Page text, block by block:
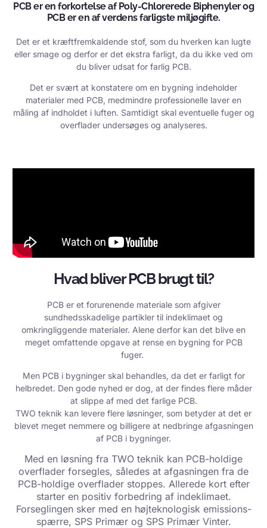
PCB er en forkortelse af Poly-Chlorerede Biphenyler og
PCB er en af verdens farligste miljøgifte.
Det er et kræftfremkaldende stof, som du hverken kan lugte
eller smage og derfor er det ekstra farligt, da du ikke ved om
du bliver udsat for farlig PCB.
Det er svært at konstatere om en bygning indeholder
materialer med PCB, medmindre professionelle laver en
måling af indholdet i luften. Samtidigt skal eventuelle fuger og
overflader undersøges og analyseres.
Hvad bliver PCB brugt til?
PCB er et forurenende materiale som afgiver
sundhedsskadelige partikler til indeklimaet og
omkringliggende materialer. Alene derfor kan det blive en
meget omfattende opgave at rense en bygning for PCB
fuger.
Men PCB i bygninger skal behandles, da det er farligt for
helbredet. Den gode nyhed er dog, at der findes flere måder
at slippe af med det farlige PCB.
TWO teknik kan levere flere løsninger, som betyder at det er
blevet meget nemmere og billigere at nedbringe afgasningen
af PCB i bygninger.
Med en løsning fra TWO teknik kan PCB-holdige
overflader forsegles, således at afgasningen fra de
PCB-holdige overflader stoppes. Allerede kort efter
starter en positiv forbedring af indeklimaet.
Forseglingen sker med en højteknologisk emissions-
spærre, SPS Primær og SPS Primær Vinter.